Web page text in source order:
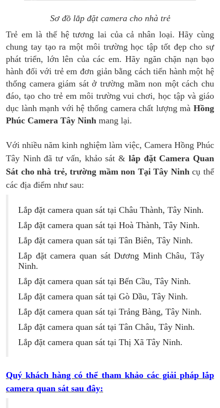
Sơ đồ lắp đặt camera cho nhà trẻ
Trẻ em là thế hệ tương lai của cả nhân loại. Hãy cùng
chung tay tạo ra một môi trường học tập tốt đẹp cho sự
phát triển, lớn lên của các em. Hãy ngăn chặn nạn bạo
hành đối với trẻ em đơn giản bằng cách tiến hành một hệ
thống camera giám sát ở trường mầm non một cách chu
đáo, tạo cho trẻ em môi trường vui chơi, học tập và giáo
dục lành mạnh với hệ thống camera chất lượng mà Hồng
Phúc Camera Tây Ninh mang lại.
Với nhiều năm kinh nghiệm làm việc, Camera Hồng Phúc
Tây Ninh đã tư vấn, khảo sát & lắp đặt Camera Quan
Sát cho nhà trẻ, trường mầm non Tại Tây Ninhcụ thể
các địa điểm như sau:
Lắp đặt camera quan sát tại Châu Thành, Tây Ninh.
Lắp đặt camera quan sát tại Hoà Thành, Tây Ninh.
Lắp đặt camera quan sát tại Tân Biên, Tây Ninh.
Lắp đặt camera quan sát Dương Minh Châu, Tây
Ninh.
Lắp đặt camera quan sát tại Bến Cầu, Tây Ninh.
Lắp đặt camera quan sát tại Gò Dầu, Tây Ninh.
Lắp đặt camera quan sát tại Trảng Bàng, Tây Ninh.
Lắp đặt camera quan sát tại Tân Châu, Tây Ninh.
Lắp đặt camera quan sát tại Thị Xã Tây Ninh.
Quý khách hàng có thể tham khảo các giải pháp lắp
camera quan sát sau đây: